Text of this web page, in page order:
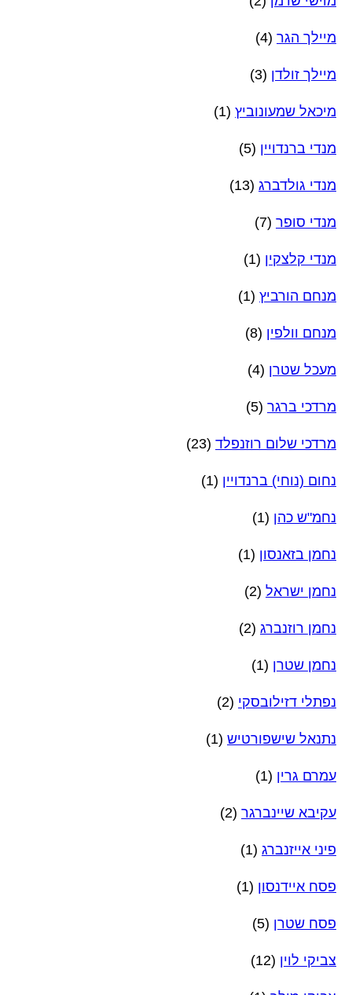
מיילך הגר (4)
מיילך זולדן (3)
מיכאל שמעונוביץ (1)
מנדי ברנדויין (5)
מנדי גולדברג (13)
מנדי סופר (7)
מנדי קלצקין (1)
מנחם הורביץ (1)
מנחם וולפין (8)
מעכל שטרן (4)
מרדכי ברגר (5)
מרדכי שלום רוזנפלד (23)
נחום (נוחי) ברנדויין (1)
נחמ"ש כהן (1)
נחמן בזאנסון (1)
נחמן ישראל (2)
נחמן רוזנברג (2)
נחמן שטרן (1)
נפתלי דזילובסקי (2)
נתנאל שישפורטיש (1)
עמרם גרין (1)
עקיבא שיינברגר (2)
פיני אייזנברג (1)
פסח איידנסון (1)
פסח שטרן (5)
צביקי לוין (12)